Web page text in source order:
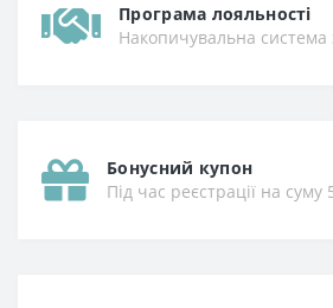
Програма лояльності
Накопичувальна система
Бонусний купон
Під час реєстрації на суму